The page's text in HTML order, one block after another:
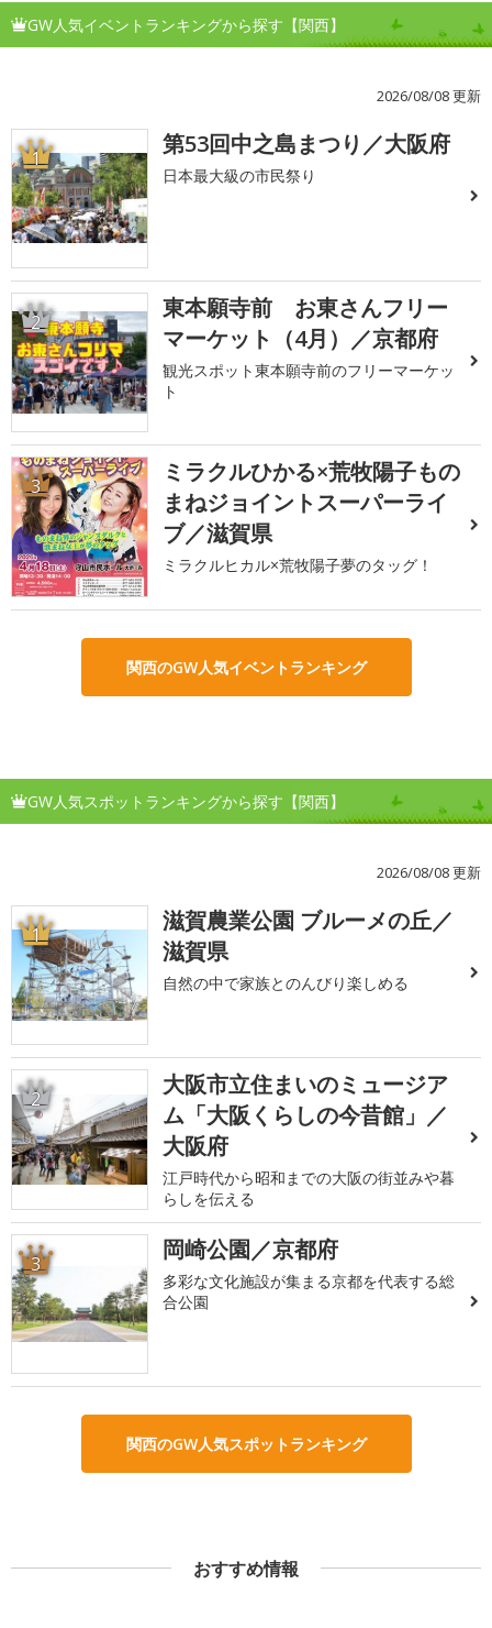
GW人気イベントランキングから探す【関西】
2026/08/08 更新
1 第53回中之島まつり／大阪府
日本最大級の市民祭り
2
東本願寺前 お東さんフリー
マーケット（4月）／京都府
観光スポット東本願寺前のフリーマーケッ
ト
3
ミラクルひかる×荒牧陽子もの
まねジョイントスーパーライ
ブ／滋賀県
ミラクルヒカル×荒牧陽子夢のタッグ！
関西のGW人気イベントランキング
GW人気スポットランキングから探す【関西】
2026/08/08 更新
1
滋賀農業公園 ブルーメの丘／
滋賀県
自然の中で家族とのんびり楽しめる
2
大阪市立住まいのミュージア
ム「大阪くらしの今昔館」／
大阪府
江戸時代から昭和までの大阪の街並みや暮
らしを伝える
3 岡崎公園／京都府
多彩な文化施設が集まる京都を代表する総
合公園
関西のGW人気スポットランキング
おすすめ情報